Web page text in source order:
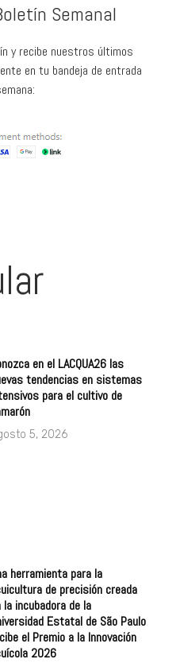
Semanal
y recibe nuestros últimos
en tu bandeja de entrada
en el LACQUA26 las
tendencias en sistemas
para el cultivo de
5, 2026
herramienta para la
de precisión creada
la incubadora de la
Estatal de São Paulo
el Premio a la Innovación
2026